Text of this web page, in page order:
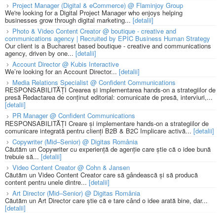
Project Manager (Digital & eCommerce) @ Flaminjoy Group
We're looking for a Digital Project Manager who enjoys helping
businesses grow through digital marketing... [detalii]
Photo & Video Content Creator @ boutique - creative and
communications agency | Recruited by EPIC Business Human Strategy
Our client is a Bucharest based boutique - creative and communications
agency, driven by one... [detalii]
Account Director @ Kubis Interactive
We’re looking for an Account Director... [detalii]
Media Relations Specialist @ Confident Communications
RESPONSABILITĂȚI Crearea și implementarea hands-on a strategiilor de
presă Redactarea de conținut editorial: comunicate de presă, interviuri,...
[detalii]
PR Manager @ Confident Communications
RESPONSABILITĂȚI Creare și implementare hands-on a strategiilor de
comunicare integrată pentru clienți B2B & B2C Implicare activă... [detalii]
Copywriter (Mid–Senior) @ Digitas România
Căutăm un Copywriter cu experiență de agenție care știe că o idee bună
trebuie să... [detalii]
Video Content Creator @ Cohn & Jansen
Căutăm un Video Content Creator care să gândească și să producă
content pentru unele dintre... [detalii]
Art Director (Mid–Senior) @ Digitas România
Căutăm un Art Director care știe că e tare când o idee arată bine, dar...
[detalii]